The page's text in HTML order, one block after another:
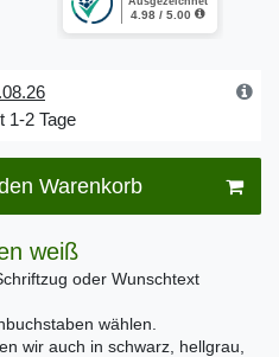
1-2 Tage
Warenkorb
weiß
oder Wunschtext
wählen.
wir auch in schwarz, hellgrau,